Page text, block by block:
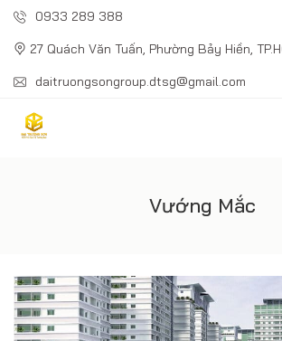
0933 289 388
27 Quách Văn Tuấn, Phường Bảy Hiền,
daitruongsongroup.dtsg@gmail.com
Vướng Mắc